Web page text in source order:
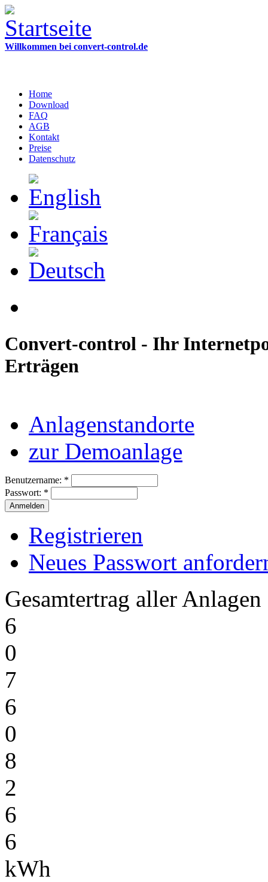
Willkommen bei convert-control.de
Home
Download
FAQ
AGB
Kontakt
Preise
Datenschutz
Convert-control - Ihr
Erträgen
Anlagenstandorte
zur Demoanlage
Benutzername: *
Passwort: *
Registrieren
Neues Passwort
Gesamtertrag aller Anlagen
6
0
7
6
0
8
2
6
6
kWh